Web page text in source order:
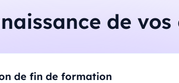
de vos
de fin de formation